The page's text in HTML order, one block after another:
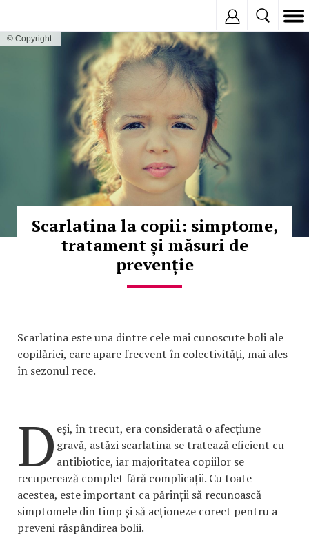
© Copyright:
Scarlatina la copii: simptome,
tratament și măsuri de
prevenție
Scarlatina este una dintre cele mai cunoscute boli ale
copilăriei, care apare frecvent în colectivități, mai ales
în sezonul rece.
D eși, în trecut, era considerată o afecțiune
gravă, astăzi scarlatina se tratează eficient cu
antibiotice, iar majoritatea copiilor se
recuperează complet fără complicații. Cu toate
acestea, este important ca părinții să recunoască
simptomele din timp și să acționeze corect pentru a
preveni răspândirea bolii.